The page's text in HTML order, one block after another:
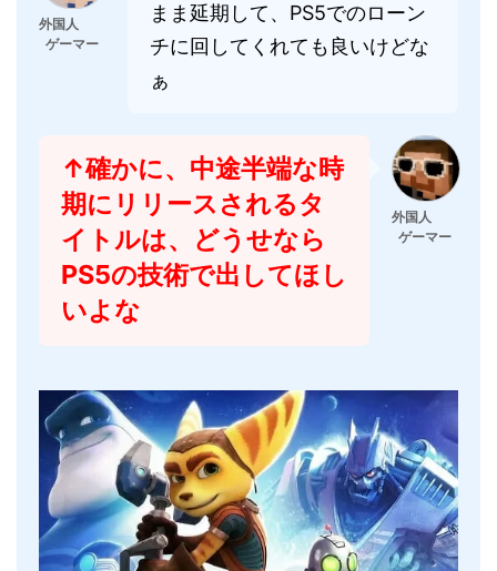
外国人
ゲーマー
まま延期して、PS5でのローン
チに回してくれても良いけどな
ぁ
↑確かに、中途半端な時
期にリリースされるタ
イトルは、どうせなら
PS5の技術で出してほし
いよな
外国人
ゲーマー